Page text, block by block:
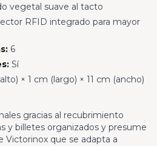
vegetal suave al tacto
RFID integrado para mayor
6
Sí
× 1 cm (largo) × 11 cm (ancho)
gracias al recubrimiento
y billetes organizados y presume
Victorinox que se adapta a